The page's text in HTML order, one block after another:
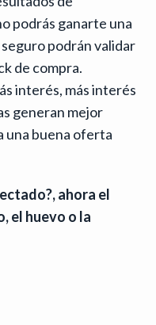
podrás ganarte una
podrán validar
de compra.
interés, más interés
generan mejor
una buena oferta
ahora el
el huevo o la